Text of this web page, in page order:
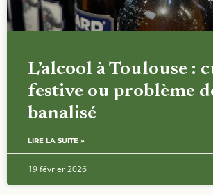
L’alcool à Toulouse :
festive ou problème
banalisé
LIRE LA SUITE »
19 février 2026